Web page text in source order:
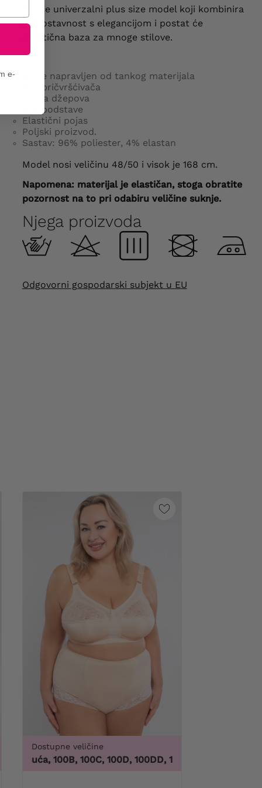
Ovo je univerzalni plus size model koji kombinira
jednostavnost s elegancijom i postat će
praktična baza za mnoge stilove.
Bio je napravljen od tankog materijala
Bez pričvršćivača
Nema džepova
Bez podstave
Elastični pojas
Poljski proizvod.
Sastav: 96% poliester, 4% elastan
Model nosi veličinu 48/50 i visok je 168 cm.
Napomena: materijal je elastičan, stoga obratite
pozornost na to pri odabiru veličine suknje.
Njega proizvoda
Odgovorni gospodarski subjekt u EU
5XL, 6XL, 7XL, 8XL, 9XL
Dostupne veličine
tisuća, 100B, 100C, 100D, 100DD, 100F, 100G, 100H, 100I,
e-